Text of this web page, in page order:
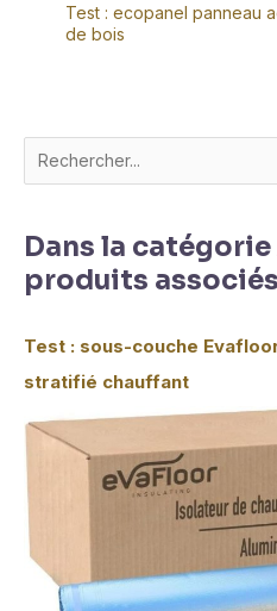
Test : ecopanel panneau
de bois
Dans la
produits associés
Test : sous-couche
stratifié chauffant